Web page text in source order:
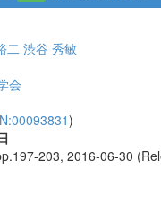
二 渋谷 秀敏
会
)
203, 2016-06-30